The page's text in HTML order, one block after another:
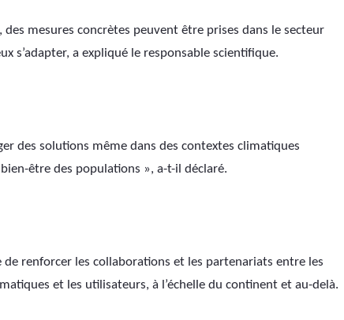
mesures concrètes peuvent être prises dans le secteur
s’adapter, a expliqué le responsable scientifique.
des solutions même dans des contextes climatiques
être des populations », a-t-il déclaré.
de renforcer les collaborations et les partenariats entre les
et les utilisateurs, à l’échelle du continent et au-delà.